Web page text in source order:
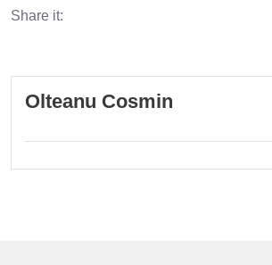
Share it:
Olteanu Cosmin